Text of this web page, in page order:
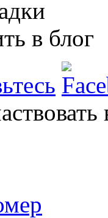
в блог